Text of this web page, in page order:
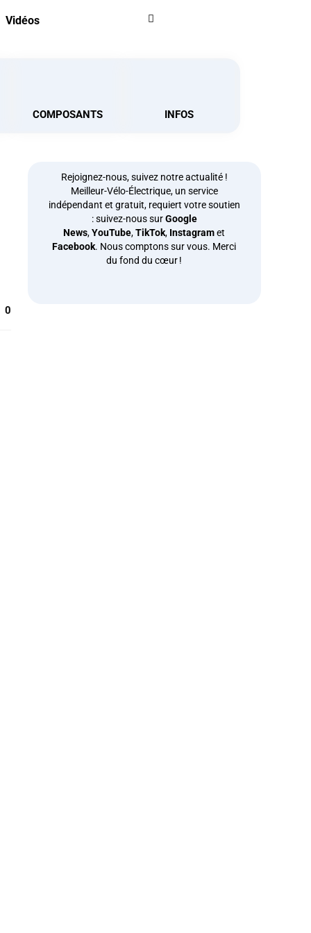
Vidéos
COMPOSANTS INFOS
0
Rejoignez-nous, suivez notre actualité !
Meilleur-Vélo-Électrique, un service
indépendant et gratuit, requiert votre soutien
: suivez-nous surGoogle
News,YouTube,TikTok, Instagramet
Facebook. Nous comptons sur vous. Merci
du fond du cœur !